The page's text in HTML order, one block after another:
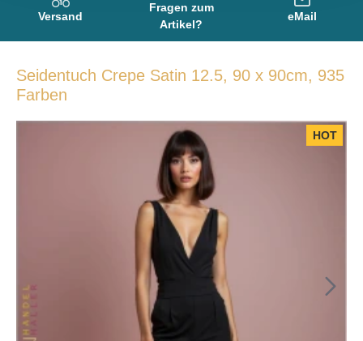
Versand
Fragen zum
Artikel?
eMail
Seidentuch Crepe Satin 12.5, 90 x 90cm, 935
Farben
HOT